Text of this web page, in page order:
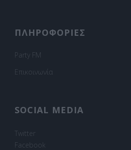
ΠΛΗΡΟΦΟΡΙΕΣ
Party FM
Επικοινωνία
SOCIAL MEDIA
Twitter
Facebook